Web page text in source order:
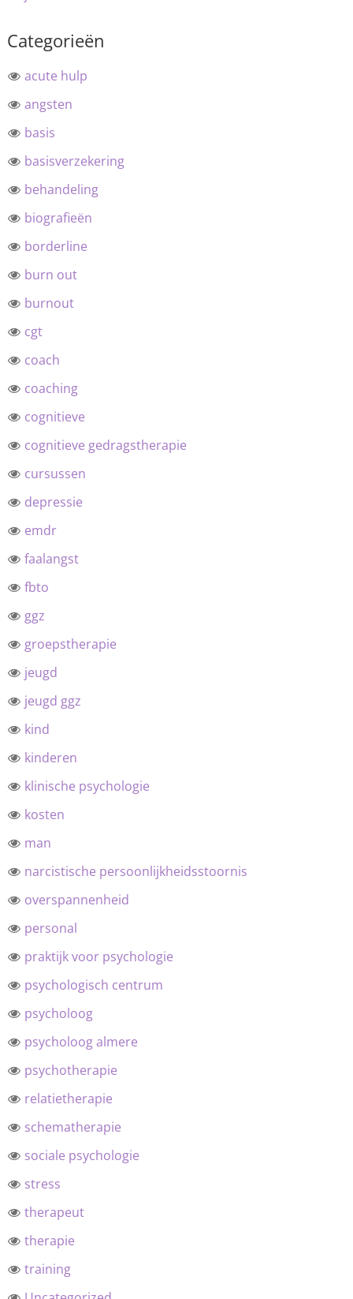
Categorieën
acute hulp
angsten
basis
basisverzekering
behandeling
biografieën
borderline
burn out
burnout
cgt
coach
coaching
cognitieve
cognitieve gedragstherapie
cursussen
depressie
emdr
faalangst
fbto
ggz
groepstherapie
jeugd
jeugd ggz
kind
kinderen
klinische psychologie
kosten
man
narcistische persoonlijkheidsstoornis
overspannenheid
personal
praktijk voor psychologie
psychologisch centrum
psycholoog
psycholoog almere
psychotherapie
relatietherapie
schematherapie
sociale psychologie
stress
therapeut
therapie
training